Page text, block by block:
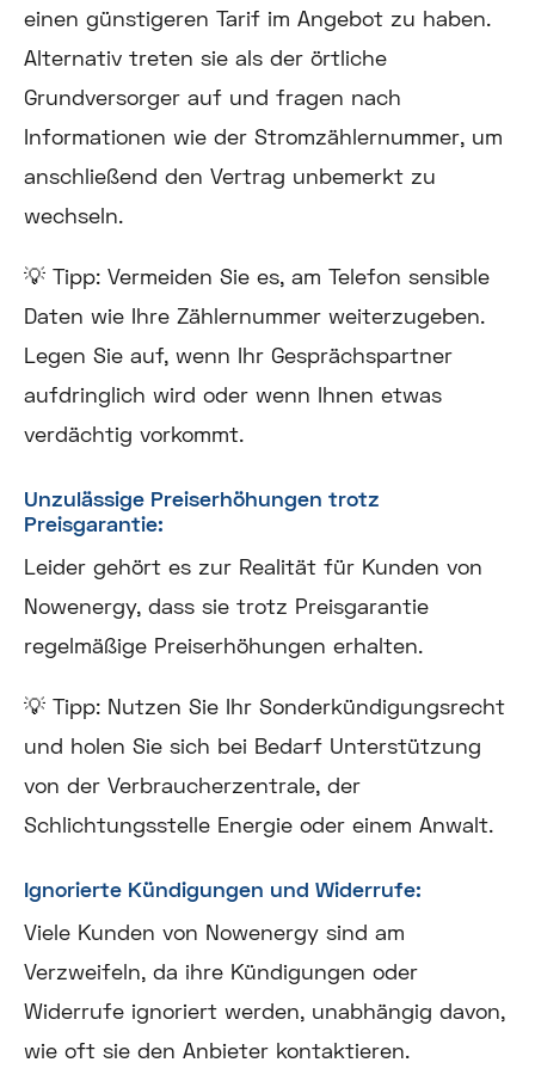
einen günstigeren Tarif im Angebot zu haben.
Alternativ treten sie als der örtliche
Grundversorger auf und fragen nach
Informationen wie der Stromzählernummer, um
anschließend den Vertrag unbemerkt zu
wechseln.
💡 Tipp: Vermeiden Sie es, am Telefon sensible
Daten wie Ihre Zählernummer weiterzugeben.
Legen Sie auf, wenn Ihr Gesprächspartner
aufdringlich wird oder wenn Ihnen etwas
verdächtig vorkommt.
Unzulässige Preiserhöhungen trotz
Preisgarantie:
Leider gehört es zur Realität für Kunden von
Nowenergy, dass sie trotz Preisgarantie
regelmäßige Preiserhöhungen erhalten.
💡 Tipp: Nutzen Sie Ihr Sonderkündigungsrecht
und holen Sie sich bei Bedarf Unterstützung
von der Verbraucherzentrale, der
Schlichtungsstelle Energie oder einem Anwalt.
Ignorierte Kündigungen und Widerrufe:
Viele Kunden von Nowenergy sind am
Verzweifeln, da ihre Kündigungen oder
Widerrufe ignoriert werden, unabhängig davon,
wie oft sie den Anbieter kontaktieren.